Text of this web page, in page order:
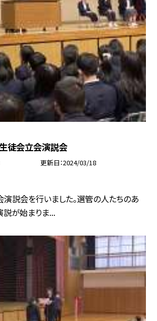
徒会立会演説会
更新日 2024/03/18
説会を行いました。選管の人たちのあ
説が始まりま...